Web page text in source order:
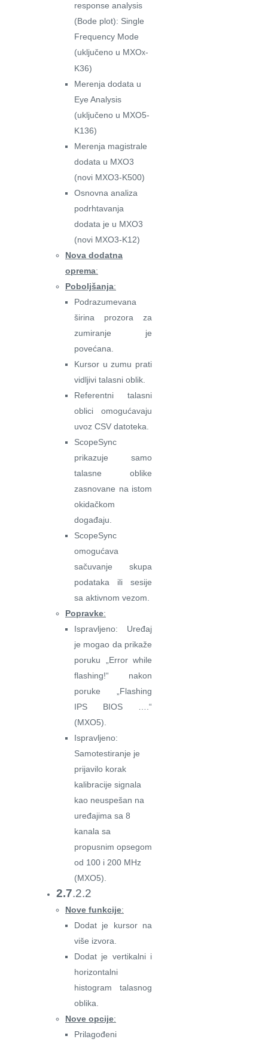
response analysis
(Bode plot): Single
Frequency Mode
(uključeno u MXOx-
K36)
Merenja dodata u
Eye Analysis
(uključeno u MXO5-
K136)
Merenja magistrale
dodata u MXO3
(novi MXO3-K500)
Osnovna analiza
podrhtavanja
dodata je u MXO3
(novi MXO3-K12)
Nova dodatna
oprema:
Poboljšanja:
Podrazumevana
širina prozora za
zumiranje je
povećana.
Kursor u zumu prati
vidljivi talasni oblik.
Referentni talasni
oblici omogućavaju
uvoz CSV datoteka.
ScopeSync
prikazuje samo
talasne oblike
zasnovane na istom
okidačkom
događaju.
ScopeSync
omogućava
sačuvanje skupa
podataka ili sesije
sa aktivnom vezom.
Popravke:
Ispravljeno: Uređaj
je mogao da prikaže
poruku „Error while
flashing!“ nakon
poruke „Flashing
IPS BIOS ….“
(MXO5).
Ispravljeno:
Samotestiranje je
prijavilo korak
kalibracije signala
kao neuspešan na
uređajima sa 8
kanala sa
propusnim opsegom
od 100 i 200 MHz
(MXO5).
2.7.2.2
Nove funkcije:
Dodat je kursor na
više izvora.
Dodat je vertikalni i
horizontalni
histogram talasnog
oblika.
Nove opcije:
Prilagođeni